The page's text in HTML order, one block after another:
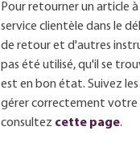
Pour retourner un article
service clientèle dans le
de retour et d'autres
pas été utilisé, qu'il se
est en bon état. Suivez
gérer correctement votre
consultez cette page.